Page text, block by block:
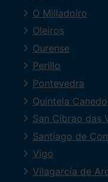
O Milladoiro
Oleiros
Ourense
Perillo
Pontevedra
Quintela Canedo
San Cibrao das
Santiago de
Vigo
Vilagarcía de